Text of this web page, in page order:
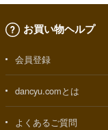
お買い物ヘルプ
会員登録
dancyu.comとは
よくあるご質問